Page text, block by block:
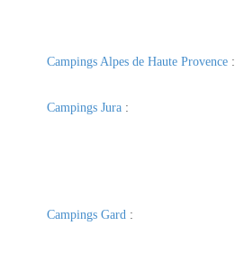
Campings Alpes de Haute Provence:
Campings Jura:
Campings Gard: